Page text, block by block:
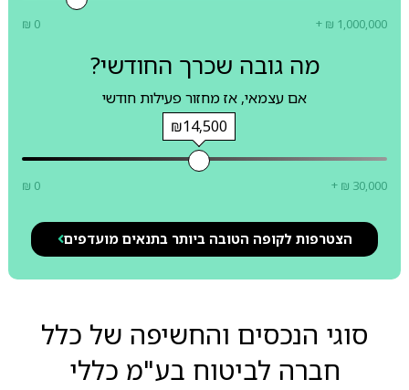
₪ 0 + ₪ 1,000,000
מה גובה שכרך החודשי?
אם עצמאי, אז מחזור פעילות חודשי
₪14,500
₪ 0 + ₪ 30,000
הצטרפות לקופה הטובה ביותר בתנאים מועדפים
סוגי הנכסים והחשיפה של כלל
חברה לביטוח בע"מ כללי